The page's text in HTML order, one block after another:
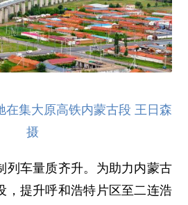
在集大原高铁内蒙古段 王日森
摄
车量质齐升。为助力内蒙古
，提升呼和浩特片区至二连浩